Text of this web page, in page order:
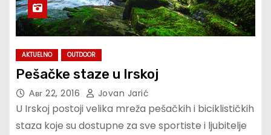
AKTUELNO OUTDOOR
Pešačke staze u Irskoj
Авг 22, 2016 Jovan Jarić
U Irskoj postoji velika mreža pešačkih i biciklističkih
staza koje su dostupne za sve sportiste i ljubitelje